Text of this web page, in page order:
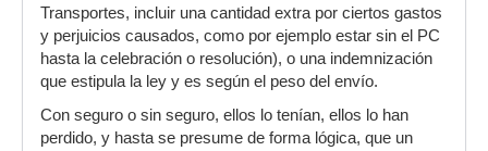
Transportes, incluir una cantidad extra por ciertos gastos
y perjuicios causados, como por ejemplo estar sin el PC
hasta la celebración o resolución), o una indemnización
que estipula la ley y es según el peso del envío.
Con seguro o sin seguro, ellos lo tenían, ellos lo han
perdido, y hasta se presume de forma lógica, que un